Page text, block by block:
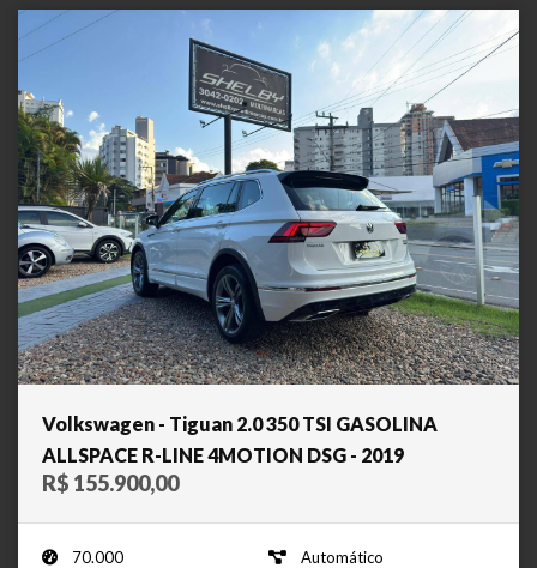
Volkswagen - Tiguan 2.0 350 TSI GASOLINA
ALLSPACE R-LINE 4MOTION DSG - 2019
R$ 155.900,00
70.000
Automático